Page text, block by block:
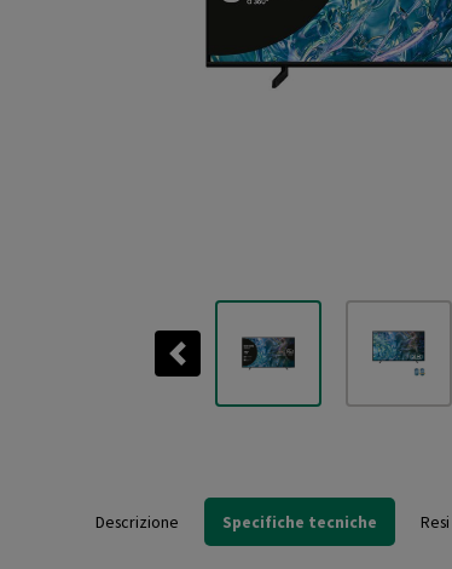
Previous
Descrizione Specifiche tecniche